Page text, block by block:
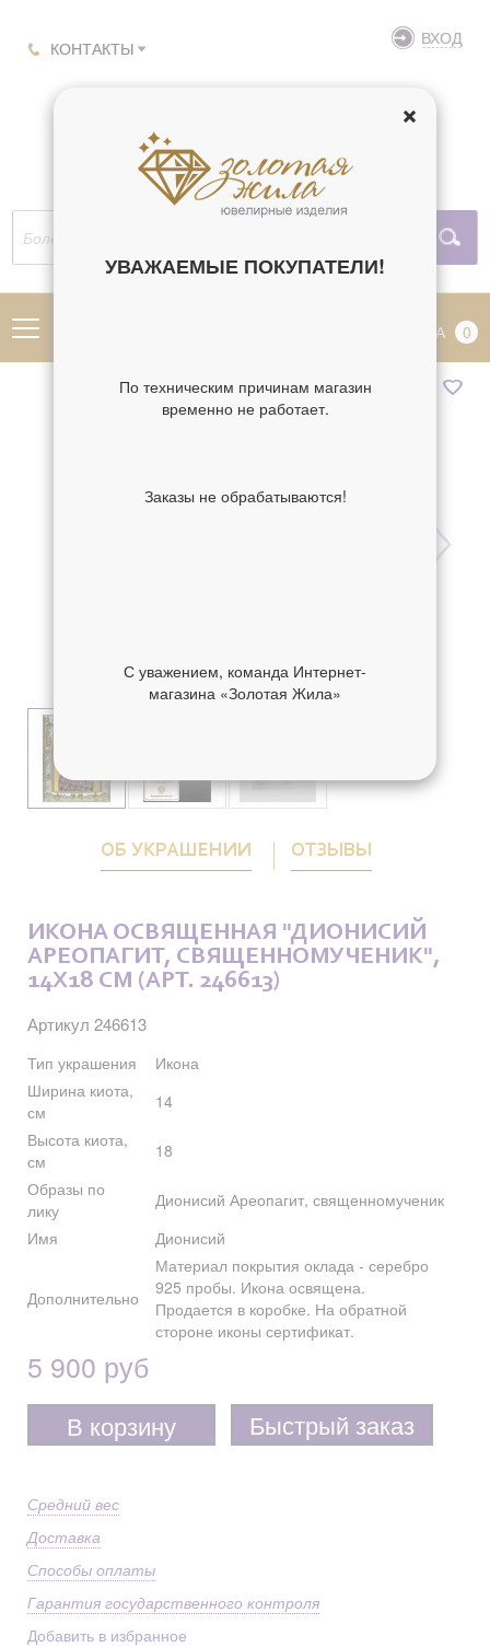
КОНТАКТЫ ВХОД
КОРЗИНА 0
ОБ УКРАШЕНИИ ОТЗЫВЫ
ИКОНА ОСВЯЩЕННАЯ "ДИОНИСИЙ
АРЕОПАГИТ, СВЯЩЕННОМУЧЕНИК",
14X18 СМ (АРТ. 246613)
Артикул 246613
Тип украшения
Икона
Ширина киота,
см
14
Высота киота,
см
18
Образы по
лику
Дионисий Ареопагит, священномученик
Имя
Дионисий
Дополнительно
Материал покрытия оклада - серебро
925 пробы. Икона освящена.
Продается в коробке. На обратной
стороне иконы сертификат.
5 900 руб
В корзину Быстрый заказ
Средний вес
Доставка
Способы оплаты
Гарантия государственного контроля
Добавить в избранное
УВАЖАЕМЫЕ ПОКУПАТЕЛИ!
По техническим причинам магазин
временно не работает.
Заказы не обрабатываются!
С уважением, команда Интернет-
магазина «Золотая Жила»